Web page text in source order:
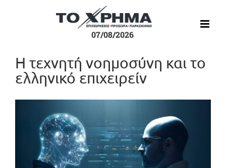
07/08/2026
Η τεχνητή νοημοσύνη και το
ελληνικό επιχειρείν
μεγαλύτερης
εικόνας